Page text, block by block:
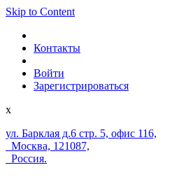
Skip to Content
Контакты
Войти
Зарегистрироваться
x
ул. Барклая д.6 стр. 5, офис 116,
Москва, 121087,
Россия.